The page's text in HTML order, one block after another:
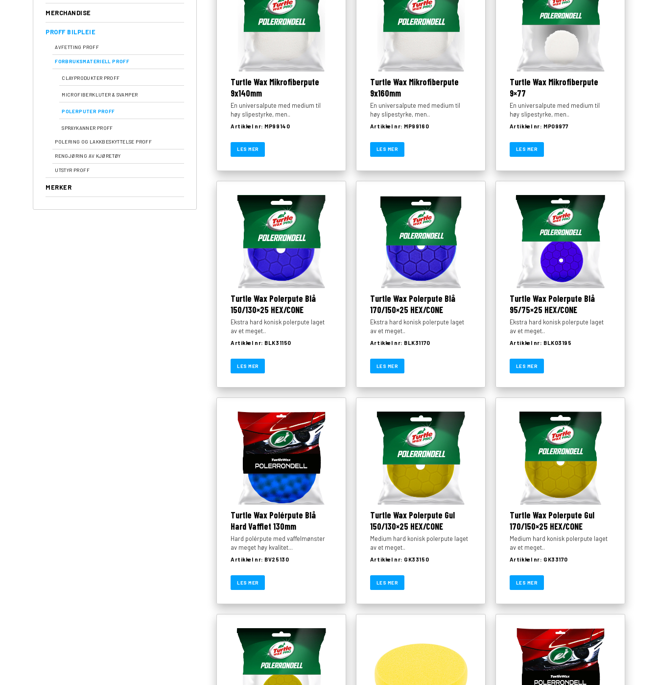
MERCHANDISE
PROFF BILPLEIE
AVFETTING PROFF
FORBRUKSMATERIELL PROFF
CLAYPRODUKTER PROFF
MICROFIBERKLUTER & SVAMPER
POLERPUTER PROFF
SPRAYKANNER PROFF
POLERING OG LAKKBESKYTTELSE PROFF
RENGJØRING AV KJØRETØY
UTSTYR PROFF
MERKER
Turtle Wax Mikrofiberpute
9x140mm
En universalpute med medium til
høy slipestyrke, men..
Artikkel nr: MP99140
LES MER
Turtle Wax Mikrofiberpute
9x160mm
En universalpute med medium til
høy slipestyrke, men..
Artikkel nr: MP99160
LES MER
Turtle Wax Mikrofiberpute
9×77
En universalpute med medium til
høy slipestyrke, men..
Artikkel nr: MP09977
LES MER
Turtle Wax Polerpute Blå
150/130×25 HEX/CONE
Ekstra hard konisk polerpute laget
av et meget..
Artikkel nr: BLK31150
LES MER
Turtle Wax Polerpute Blå
170/150×25 HEX/CONE
Ekstra hard konisk polerpute laget
av et meget..
Artikkel nr: BLK31170
LES MER
Turtle Wax Polerpute Blå
95/75×25 HEX/CONE
Ekstra hard konisk polerpute laget
av et meget..
Artikkel nr: BLK03195
LES MER
Turtle Wax Polérpute Blå
Hard Vafflet 130mm
Hard polérpute med vaffelmønster
av meget høy kvalitet...
Artikkel nr: BV25130
LES MER
Turtle Wax Polerpute Gul
150/130×25 HEX/CONE
Medium hard konisk polerpute laget
av et meget..
Artikkel nr: GK33150
LES MER
Turtle Wax Polerpute Gul
170/150×25 HEX/CONE
Medium hard konisk polerpute laget
av et meget..
Artikkel nr: GK33170
LES MER